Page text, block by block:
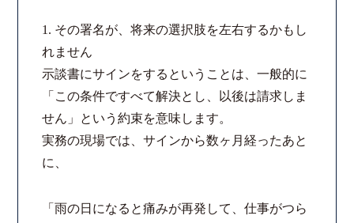
1. その署名が、将来の選択肢を左右するかもし
れません
示談書にサインをするということは、一般的に
「この条件ですべて解決とし、以後は請求しま
せん」という約束を意味します。
実務の現場では、サインから数ヶ月経ったあと
に、
「雨の日になると痛みが再発して、仕事がつら